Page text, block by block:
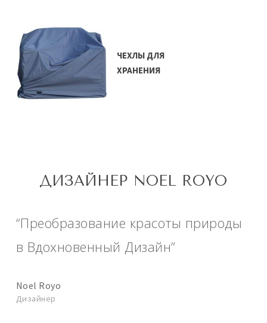
ЧЕХЛЫ ДЛЯ
ХРАНЕНИЯ
ДИЗАЙНЕР NOEL ROYO
“Преобразование красоты природы
в Вдохновенный Дизайн”
Noel Royo
Дизайнер